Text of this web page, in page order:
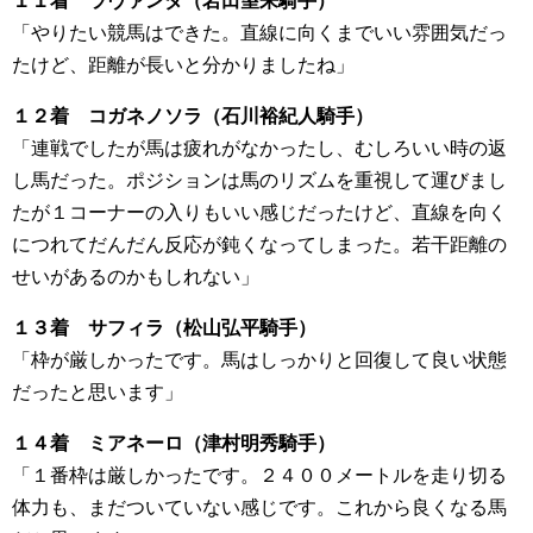
「やりたい競馬はできた。直線に向くまでいい雰囲気だっ
たけど、距離が長いと分かりましたね」
１２着 コガネノソラ（石川裕紀人騎手）
「連戦でしたが馬は疲れがなかったし、むしろいい時の返
し馬だった。ポジションは馬のリズムを重視して運びまし
たが１コーナーの入りもいい感じだったけど、直線を向く
につれてだんだん反応が鈍くなってしまった。若干距離の
せいがあるのかもしれない」
１３着 サフィラ（松山弘平騎手）
「枠が厳しかったです。馬はしっかりと回復して良い状態
だったと思います」
１４着 ミアネーロ（津村明秀騎手）
「１番枠は厳しかったです。２４００メートルを走り切る
体力も、まだついていない感じです。これから良くなる馬